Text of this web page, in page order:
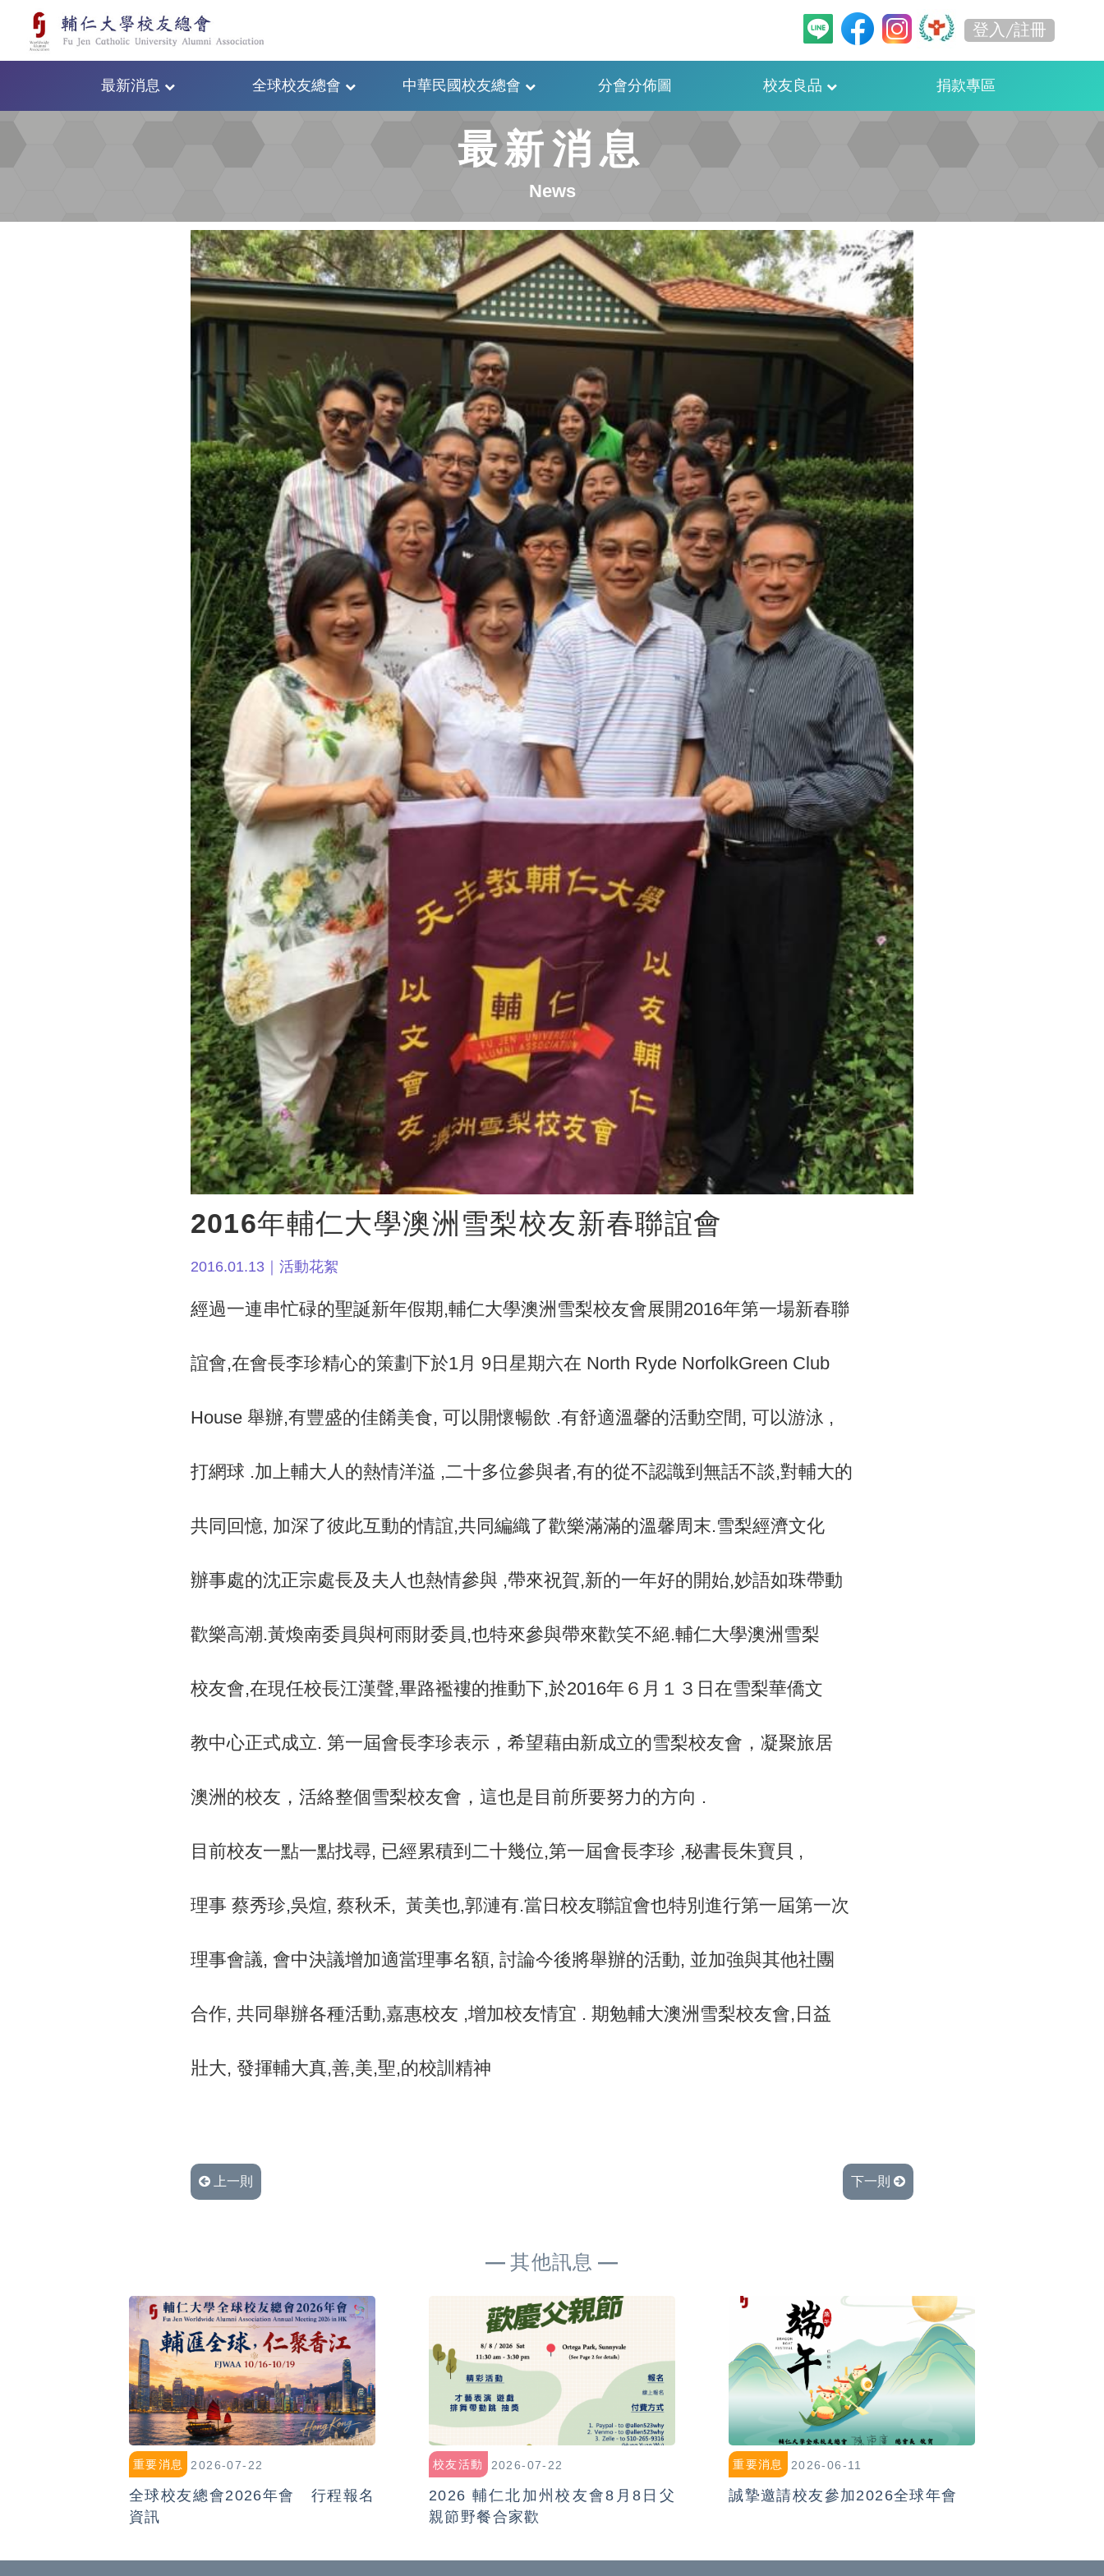
登入/註冊
最新消息 全球校友總會 中華民國校友總會 分會分佈圖 校友良品 捐款專區
最新消息
News
2016年輔仁大學澳洲雪梨校友新春聯誼會
2016.01.13｜活動花絮
經過一連串忙碌的聖誕新年假期,輔仁大學澳洲雪梨校友會展開2016年第一場新春聯
誼會,在會長李珍精心的策劃下於1月 9日星期六在 North Ryde NorfolkGreen Club
House 舉辦,有豐盛的佳餚美食, 可以開懷暢飲 .有舒適溫馨的活動空間, 可以游泳 ,
打網球 .加上輔大人的熱情洋溢 ,二十多位參與者,有的從不認識到無話不談,對輔大的
共同回憶, 加深了彼此互動的情誼,共同編織了歡樂滿滿的溫馨周末.雪梨經濟文化
辦事處的沈正宗處長及夫人也熱情參與 ,帶來祝賀,新的一年好的開始,妙語如珠帶動
歡樂高潮.黃煥南委員與柯雨財委員,也特來參與帶來歡笑不絕.輔仁大學澳洲雪梨
校友會,在現任校長江漢聲,畢路襤褸的推動下,於2016年６月１３日在雪梨華僑文
教中心正式成立. 第一屆會長李珍表示，希望藉由新成立的雪梨校友會，凝聚旅居
澳洲的校友，活絡整個雪梨校友會，這也是目前所要努力的方向 .
目前校友一點一點找尋, 已經累積到二十幾位,第一屆會長李珍 ,秘書長朱寶貝 ,
理事 蔡秀珍,吳煊, 蔡秋禾, 黃美也,郭漣有.當日校友聯誼會也特別進行第一屆第一次
理事會議, 會中決議增加適當理事名額, 討論今後將舉辦的活動, 並加強與其他社團
合作, 共同舉辦各種活動,嘉惠校友 ,增加校友情宜 . 期勉輔大澳洲雪梨校友會,日益
壯大, 發揮輔大真,善,美,聖,的校訓精神
上一則 下一則
其他訊息
重要消息 2026-07-22
全球校友總會2026年會 行程報名
資訊
校友活動 2026-07-22
2026 輔仁北加州校友會8月8日父
親節野餐合家歡
重要消息 2026-06-11
誠摯邀請校友參加2026全球年會